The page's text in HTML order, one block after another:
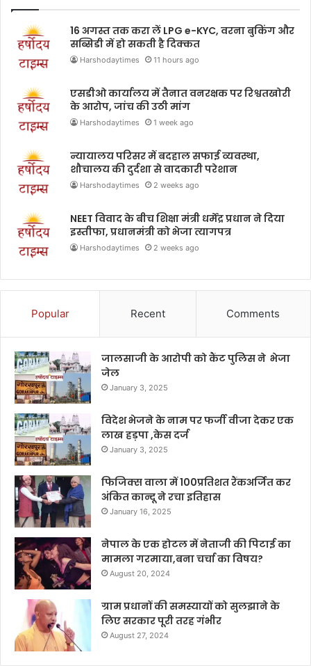
16 अगस्त तक करा लें LPG e-KYC, वरना बुकिंग और
सब्सिडी में हो सकती है दिक्कत
Harshodaytimes 11 hours ago
एसडीओ कार्यालय में तैनात वनरक्षक पर रिश्वतखोरी
के आरोप, जांच की उठी मांग
Harshodaytimes 1 week ago
न्यायालय परिसर में बदहाल सफाई व्यवस्था,
शौचालय की दुर्दशा से वादकारी परेशान
Harshodaytimes 2 weeks ago
NEET विवाद के बीच शिक्षा मंत्री धर्मेंद्र प्रधान ने दिया
इस्तीफा, प्रधानमंत्री को भेजा त्यागपत्र
Harshodaytimes 2 weeks ago
Popular Recent Comments
जालसाजी के आरोपी को कैंट पुलिस ने भेजा
जेल
January 3, 2025
विदेश भेजने के नाम पर फर्जी वीजा देकर एक
लाख हड़पा ,केस दर्ज
January 3, 2025
फिजिक्स वाला में 100प्रतिशत रैंकअर्जित कर
अंकित कान्दू ने रचा इतिहास
January 16, 2025
नेपाल के एक होटल में नेताजी की पिटाई का
मामला गरमाया,बना चर्चा का विषय?
August 20, 2024
ग्राम प्रधानों की समस्यायों को सुलझाने के
लिए सरकार पूरी तरह गंभीर
August 27, 2024